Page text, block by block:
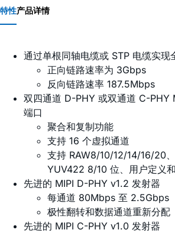
特性产品详情
通过单根同轴电缆或 STP 电缆实现
正向链路速率为 3Gbps
反向链路速率 187.5Mbps
双四通道 D-PHY 或双通道 C-PHY
端口
聚合和复制功能
支持 16 个虚拟通道
支持 RAW8/10/12/14/16/20
YUV422 8/10 位、用户定义
先进的 MIPI D-PHY v1.2 发射器
每通道 80Mbps 至 2.5Gbps
极性翻转和数据通道重新分配
先进的 MIPI C-PHY v1.0 发射器